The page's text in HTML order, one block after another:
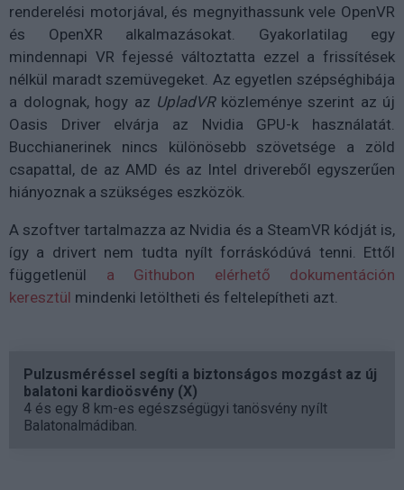
renderelési motorjával, és megnyithassunk vele OpenVR
és OpenXR alkalmazásokat. Gyakorlatilag egy
mindennapi VR fejessé változtatta ezzel a frissítések
nélkül maradt szemüvegeket. Az egyetlen szépséghibája
a dolognak, hogy az UpladVRközleménye szerint az új
Oasis Driver elvárja az Nvidia GPU-k használatát.
Bucchianerinek nincs különösebb szövetsége a zöld
csapattal, de az AMD és az Intel drivereből egyszerűen
hiányoznak a szükséges eszközök.
A szoftver tartalmazza az Nvidia és a SteamVR kódját is,
így a drivert nem tudta nyílt forráskódúvá tenni. Ettől
függetlenül a Githubon elérhető dokumentáción
keresztül mindenki letöltheti és feltelepítheti azt.
Pulzusméréssel segíti a biztonságos mozgást az új
balatoni kardioösvény (X)
4 és egy 8 km-es egészségügyi tanösvény nyílt
Balatonalmádiban.